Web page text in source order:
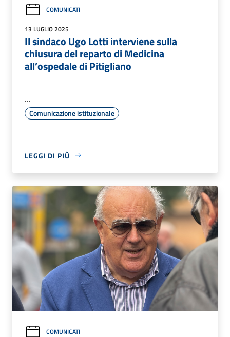
COMUNICATI
13 LUGLIO 2025
Il sindaco Ugo Lotti interviene sulla
chiusura del reparto di Medicina
all’ospedale di Pitigliano
...
Comunicazione istituzionale
LEGGI DI PIÙ
COMUNICATI